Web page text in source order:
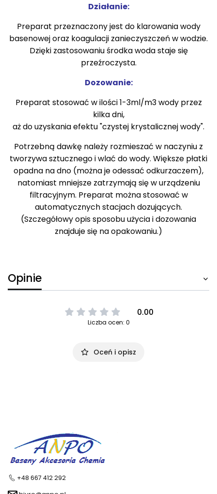
Działanie:
Preparat przeznaczony jest do klarowania wody
basenowej oraz koagulacji zanieczyszczeń w wodzie.
Dzięki zastosowaniu środka woda staje się
przeźroczysta.
Dozowanie:
Preparat stosować w ilości 1-3ml/m3 wody przez
kilka dni,
aż do uzyskania efektu "czystej krystalicznej wody".
Potrzebną dawkę należy rozmieszać w naczyniu z
tworzywa sztucznego i wlać do wody. Większe płatki
opadna na dno (można je odessać odkurzaczem),
natomiast mniejsze zatrzymają się w urządzeniu
filtracyjnym. Preparat można stosować w
automatycznych stacjach dozujących.
(Szczegółowy opis sposobu użycia i dozowania
znajduje się na opakowaniu.)
Opinie
0.00
Liczba ocen: 0
Oceń i opisz
+48 667 412 292